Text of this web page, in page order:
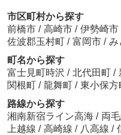
市区町村から探す
前橋市 / 高崎市 / 伊勢崎市
佐波郡玉村町 / 富岡市 / み
町名から探す
富士見町時沢 / 北代田町 /
関根町 / 龍舞町 / 東小保方
路線から探す
湘南新宿ライン高海 / 両
上越線 / 高崎線 / 八高線 /